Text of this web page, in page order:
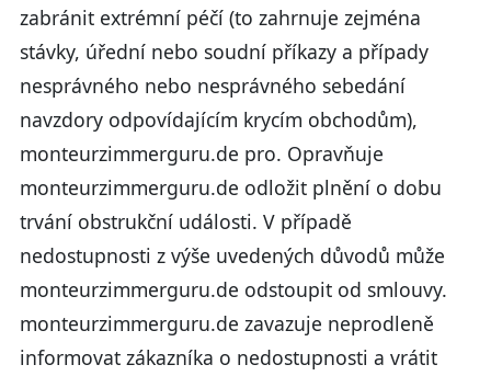
zabránit extrémní péčí (to zahrnuje zejména
stávky, úřední nebo soudní příkazy a případy
nesprávného nebo nesprávného sebedání
navzdory odpovídajícím krycím obchodům),
monteurzimmerguru.de pro. Opravňuje
monteurzimmerguru.de odložit plnění o dobu
trvání obstrukční události. V případě
nedostupnosti z výše uvedených důvodů může
monteurzimmerguru.de odstoupit od smlouvy.
monteurzimmerguru.de zavazuje neprodleně
informovat zákazníka o nedostupnosti a vrátit